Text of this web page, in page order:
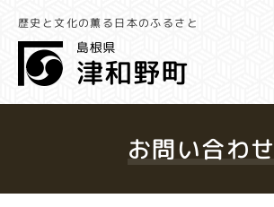
歴史と文化の薫る日本のふるさと
お問い合わせ